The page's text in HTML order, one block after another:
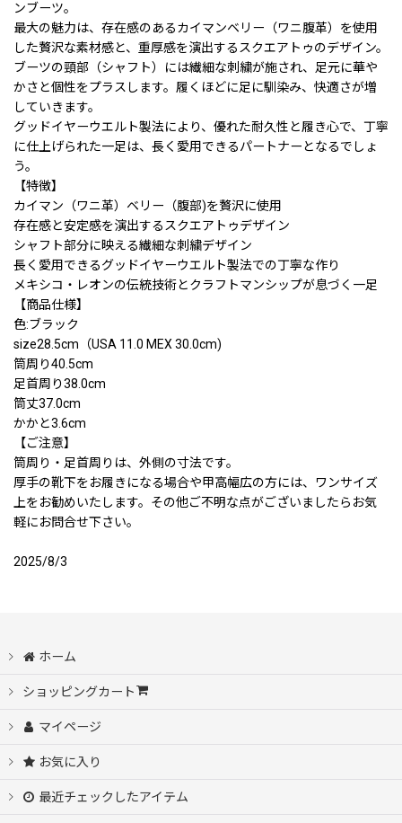
ンブーツ。
最大の魅力は、存在感のあるカイマンベリー（ワニ腹革）を使用
した贅沢な素材感と、重厚感を演出するスクエアトゥのデザイン。
ブーツの頸部（シャフト）には繊細な刺繍が施され、足元に華や
かさと個性をプラスします。履くほどに足に馴染み、快適さが増
していきます。
グッドイヤーウエルト製法により、優れた耐久性と履き心で、丁寧
に仕上げられた一足は、長く愛用できるパートナーとなるでしょ
う。
【特徴】
カイマン（ワニ革）ベリー（腹部)を贅沢に使用
存在感と安定感を演出するスクエアトゥデザイン
シャフト部分に映える繊細な刺繍デザイン
長く愛用できるグッドイヤーウエルト製法での丁寧な作り
メキシコ・レオンの伝統技術とクラフトマンシップが息づく一足
【商品仕様】
色:ブラック
size28.5cm（USA 11.0 MEX 30.0cm)
筒周り40.5cm
足首周り38.0cm
筒丈37.0cm
かかと3.6cm
【ご注意】
筒周り・足首周りは、外側の寸法です。
厚手の靴下をお履きになる場合や甲高幅広の方には、ワンサイズ
上をお勧めいたします。その他ご不明な点がございましたらお気
軽にお問合せ下さい。
2025/8/3
ホーム
ショッピングカート
マイページ
お気に入り
最近チェックしたアイテム